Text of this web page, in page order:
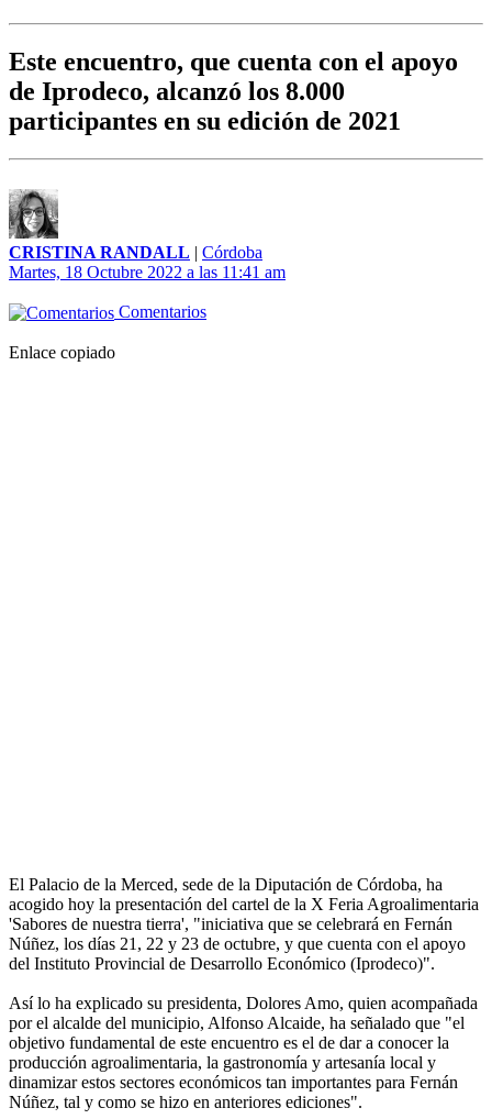
Este encuentro, que cuenta con el apoyo
de Iprodeco, alcanzó los 8.000
participantes en su edición de 2021
CRISTINA RANDALL | Córdoba
Martes, 18 Octubre 2022 a las 11:41 am
Comentarios
Enlace copiado
El Palacio de la Merced, sede de la Diputación de Córdoba, ha
acogido hoy la presentación del cartel de la X Feria Agroalimentaria
'Sabores de nuestra tierra', "iniciativa que se celebrará en Fernán
Núñez, los días 21, 22 y 23 de octubre, y que cuenta con el apoyo
del Instituto Provincial de Desarrollo Económico (Iprodeco)".
Así lo ha explicado su presidenta, Dolores Amo, quien acompañada
por el alcalde del municipio, Alfonso Alcaide, ha señalado que "el
objetivo fundamental de este encuentro es el de dar a conocer la
producción agroalimentaria, la gastronomía y artesanía local y
dinamizar estos sectores económicos tan importantes para Fernán
Núñez, tal y como se hizo en anteriores ediciones".